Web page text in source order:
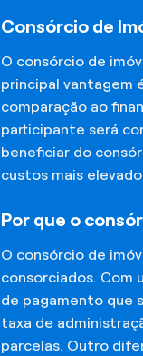
Consórcio de
O consórcio de
principal vantagem
comparação ao
participante será
beneficiar do
custos mais
Por que o
O consórcio de
consorciados. Com
de pagamento que
taxa de
parcelas. Outro